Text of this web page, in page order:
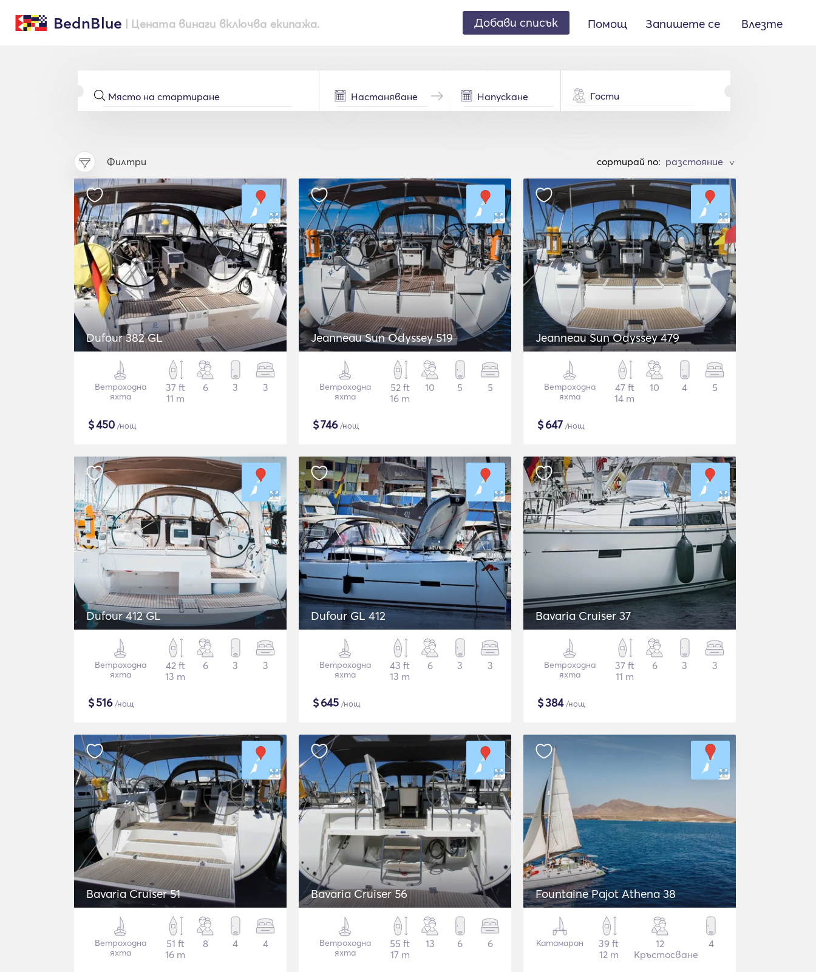
BednBlue | Цената винаги включва екипажа. Добави списък Помощ Запишете се Влезте
Гости
Филтри cортирай по: >
Dufour 382 GL
Ветроходна
яхта
37 ft
11 m
6 3 3
$450 /нощ
Jeanneau Sun Odyssey 519
Ветроходна
яхта
52 ft
16 m
10 5 5
$746/нощ
Jeanneau Sun Odyssey 479
Ветроходна
яхта
47 ft
14 m
10 4 5
$647 /нощ
Dufour 412 GL
Ветроходна
яхта
42 ft
13 m
6 3 3
$516/нощ
Dufour GL 412
Ветроходна
яхта
43 ft
13 m
6 3 3
$645 /нощ
Bavaria Cruiser 37
Ветроходна
яхта
37 ft
11 m
6 3 3
$384/нощ
Bavaria Cruiser 51
Ветроходна
яхта
51 ft
16 m
8 4 4
Bavaria Cruiser 56
Ветроходна
яхта
55 ft
17 m
13 6 6
Fountaine Pajot Athena 38
Катамаран
39 ft
12 m
12
Кръстосване
4